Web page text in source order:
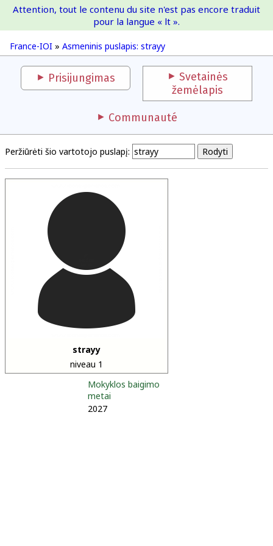
France-IOI
France-IOI » Asmeninis puslapis: strayy
Attention, tout le contenu du site n'est pas encore traduit
pour la langue « lt ».
Prisijungimas
Svetainės
žemėlapis
Communauté
Peržiūrėti šio vartotojo puslapį:
strayy
niveau 1
Mokyklos baigimo
metai
2027